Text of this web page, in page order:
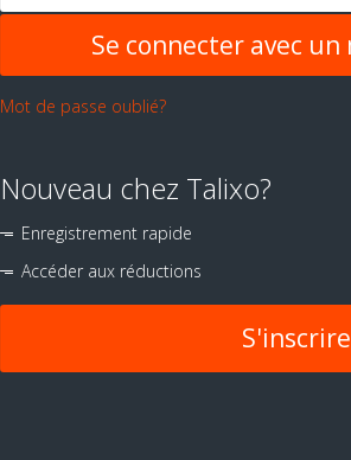
Mot de passe oublié?
Nouveau chez Talixo?
Enregistrement rapide
Accéder aux réductions
S'inscrire